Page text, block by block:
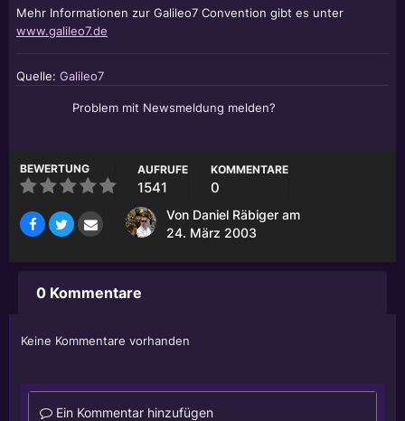
Mehr Informationen zur Galileo7 Convention gibt es unter
www.galileo7.de
Quelle: Galileo7
Problem mit Newsmeldung melden?
BEWERTUNG AUFRUFE
1541
KOMMENTARE
0
Von Daniel Räbiger am
24. März 2003
0 Kommentare
Keine Kommentare vorhanden
Ein Kommentar hinzufügen